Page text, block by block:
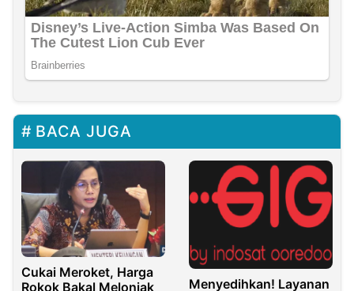
BACA JUGA
Cukai Meroket, Harga
Rokok Bakal Melonjak
Menyedihkan! Layanan